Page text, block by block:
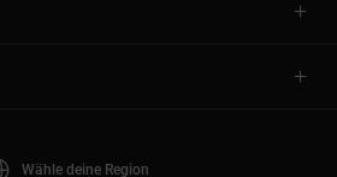
Wähle deine Region